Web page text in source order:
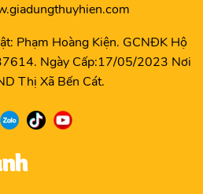
Phạm Hoàng Kiện. GCNĐK Hộ
Ngày Cấp:17/05/2023 Nơi
Thị Xã Bến Cát.